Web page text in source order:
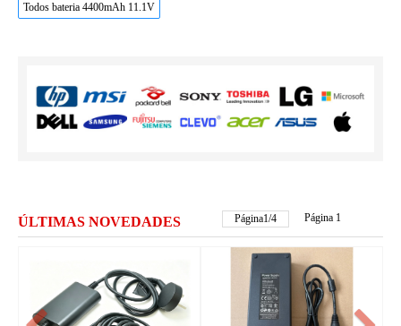
Todos bateria 4400mAh 11.1V
ÚLTIMAS NOVEDADES Página1/4 Página 1